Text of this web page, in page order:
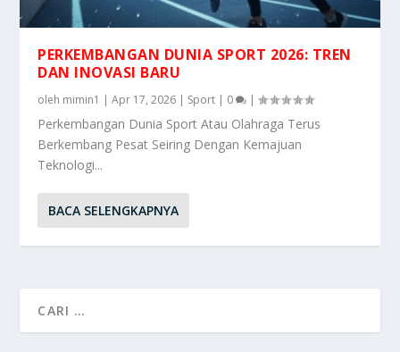
PERKEMBANGAN DUNIA SPORT 2026: TREN
DAN INOVASI BARU
oleh mimin1 |Apr 17, 2026 | Sport | 0 |
Perkembangan Dunia Sport Atau Olahraga Terus
Berkembang Pesat Seiring Dengan Kemajuan
Teknologi...
BACA SELENGKAPNYA